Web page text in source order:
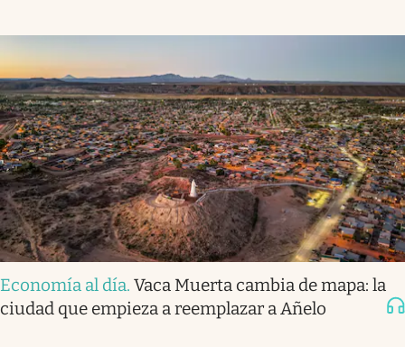
Economía al día. Vaca Muerta cambia de mapa: la
ciudad que empieza a reemplazar a Añelo